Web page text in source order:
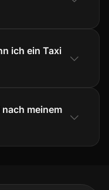
ich ein Taxi
meinem